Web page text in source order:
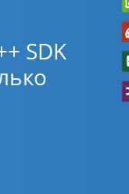
SDK